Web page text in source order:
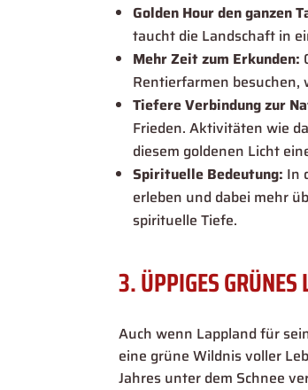
Golden Hour den ganzen
taucht die Landschaft in
Mehr Zeit zum Erkunden:
Rentierfarmen besuchen,
Tiefere Verbindung zur
Frieden. Aktivitäten wie
diesem goldenen Licht
Spirituelle Bedeutung: In
erleben und dabei mehr
spirituelle Tiefe.
3. ÜPPIGES
Auch wenn Lappland für
eine grüne Wildnis voller
Jahres unter dem Schnee